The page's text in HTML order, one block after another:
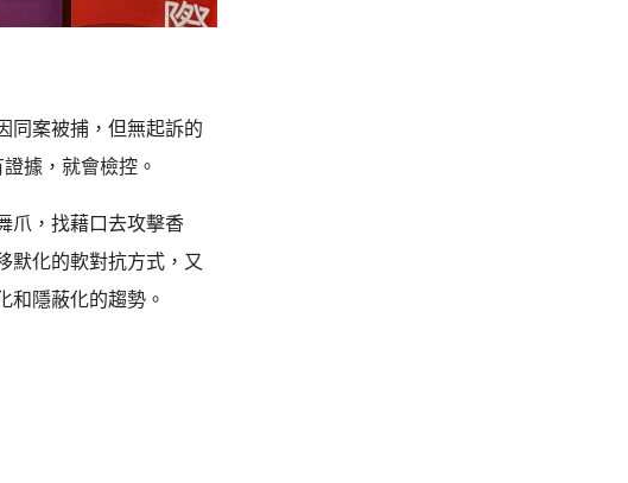
同案被捕，但無起訴的
據，就會檢控。
爪，找藉口去攻擊香
默化的軟對抗方式，又
和隱蔽化的趨勢。